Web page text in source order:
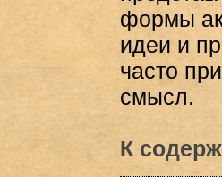
формы
идеи и
часто
смысл.
К